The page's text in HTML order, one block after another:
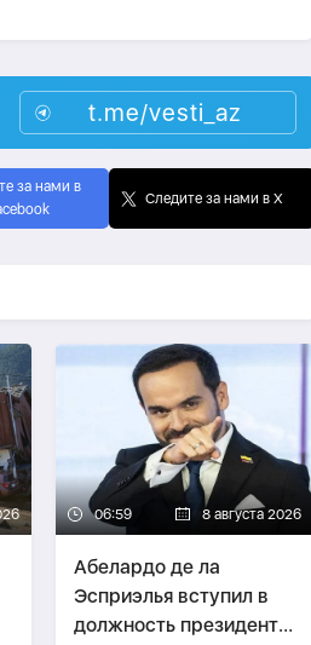
t.me/vesti_az
за нами в
Следите за нами в X
06:59 8 августа 2026
Абелардо де ла
Эсприэлья вступил в
должность президента